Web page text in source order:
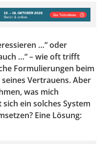
…“ oder
…“ – wie oft trifft
Formulierungen beim
Vertrauens. Aber
was mich
ein solches System
Eine Lösung: